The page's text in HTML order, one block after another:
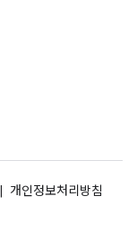
개인정보처리방침